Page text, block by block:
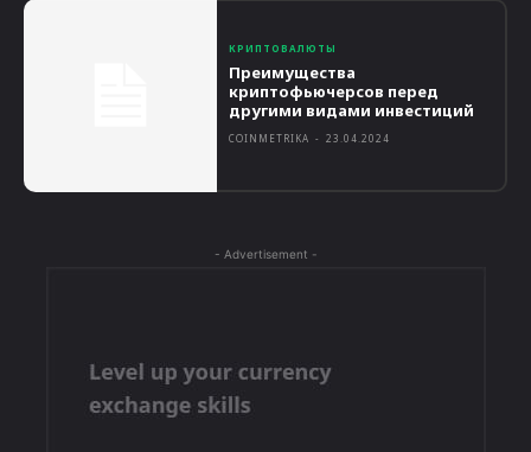
КРИПТОВАЛЮТЫ
Преимущества
криптофьючерсов перед
другими видами инвестиций
COINMETRIKA - 23.04.2024
- Advertisement -